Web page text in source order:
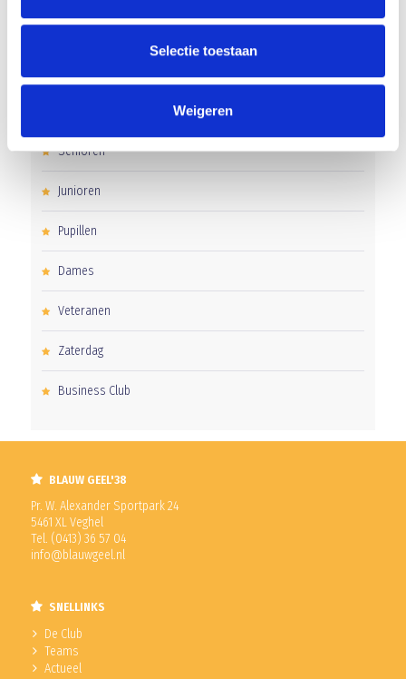
Selectie toestaan
Weigeren
Senioren
Junioren
Pupillen
Dames
Veteranen
Zaterdag
Business Club
BLAUW GEEL'38
Pr. W. Alexander Sportpark 24
5461 XL Veghel
Tel. (0413) 36 57 04
info@blauwgeel.nl
SNELLINKS
De Club
Teams
Actueel